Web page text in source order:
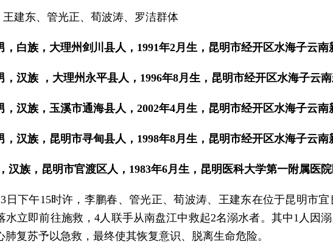
王建东、管光正、荀波涛、罗洁群体
，白族，大理州剑川县人，1991年2月生，昆明市经开区水海子云南
，汉族 ，大理州永平县人，1996年8月生，昆明市经开区水海子云南
，汉族，玉溪市通海县人，2002年4月生，昆明市经开区水海子云南
，汉族，昆明市寻甸县人，1998年8月生，昆明市经开区水海子云南
汉族，昆明市官渡区人，1983年6月生，昆明医科大学第一附属医院
3日下午15时许，李鹏春、管光正、荀波涛、王建东在位于昆明市
水立即前往施救，4人联手从南盘江中救起2名溺水者。其中1人因
肺复苏予以急救，最终使其恢复意识、脱离生命危险。